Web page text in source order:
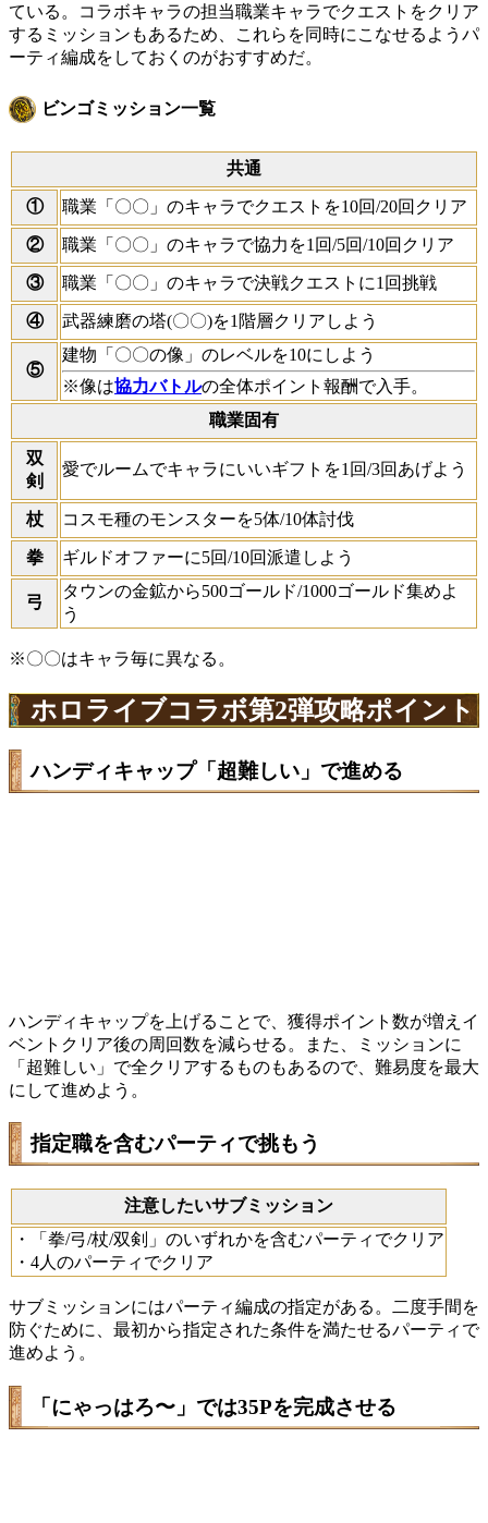
ている。コラボキャラの担当職業キャラでクエストをクリア
するミッションもあるため、これらを同時にこなせるようパ
ーティ編成をしておくのがおすすめだ。
ビンゴミッション一覧
共通
① 職業「〇〇」のキャラでクエストを10回/20回クリア
② 職業「〇〇」のキャラで協力を1回/5回/10回クリア
③ 職業「〇〇」のキャラで決戦クエストに1回挑戦
④ 武器練磨の塔(〇〇)を1階層クリアしよう
⑤
建物「〇〇の像」のレベルを10にしよう
※像は協力バトルの全体ポイント報酬で入手。
職業固有
双
剣
愛でルームでキャラにいいギフトを1回/3回あげよう
杖 コスモ種のモンスターを5体/10体討伐
拳 ギルドオファーに5回/10回派遣しよう
弓
タウンの金鉱から500ゴールド/1000ゴールド集めよ
う
※〇〇はキャラ毎に異なる。
ホロライブコラボ第2弾攻略ポイント
ハンディキャップ「超難しい」で進める
ハンディキャップを上げることで、獲得ポイント数が増えイ
ベントクリア後の周回数を減らせる。また、ミッションに
「超難しい」で全クリアするものもあるので、難易度を最大
にして進めよう。
指定職を含むパーティで挑もう
注意したいサブミッション
・「拳/弓/杖/双剣」のいずれかを含むパーティでクリア
・4人のパーティでクリア
サブミッションにはパーティ編成の指定がある。二度手間を
防ぐために、最初から指定された条件を満たせるパーティで
進めよう。
「にゃっはろ〜」では35Pを完成させる